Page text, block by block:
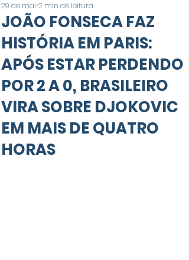
JOÃO FONSECA FAZ
HISTÓRIA EM PARIS:
APÓS ESTAR PERDENDO
POR 2 A 0, BRASILEIRO
VIRA SOBRE DJOKOVIC
EM MAIS DE QUATRO
HORAS
29 de mai.2 min de leitura